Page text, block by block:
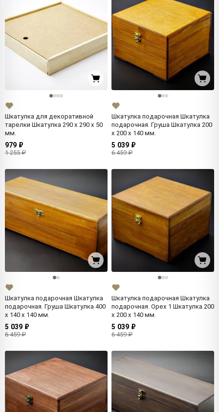
Шкатулка для декоративной
тарелки Шкатулка 290 x 290 x 50
мм.
979 ₽
1 255 ₽
Шкатулка подарочная Шкатулка
подарочная. Груша Шкатулка 200
x 200 x 140 мм.
5 039 ₽
6 459 ₽
Шкатулка подарочная Шкатулка
подарочная. Груша Шкатулка 400
x 140 x 140 мм.
5 039 ₽
6 459 ₽
Шкатулка подарочная Шкатулка
подарочная. Орех 1 Шкатулка 200
x 200 x 140 мм.
5 039 ₽
6 459 ₽